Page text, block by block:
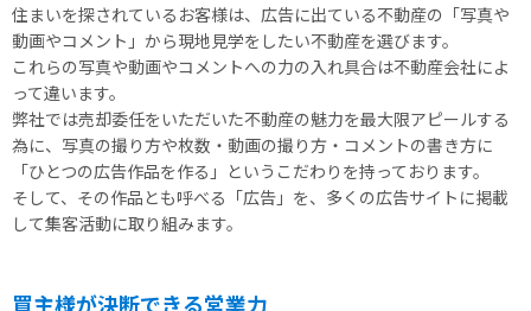
住まいを探されているお客様は、広告に出ている不動産の「写真や
動画やコメント」から現地見学をしたい不動産を選びます。
これらの写真や動画やコメントへの力の入れ具合は不動産会社によ
って違います。
弊社では売却委任をいただいた不動産の魅力を最大限アピールする
為に、写真の撮り方や枚数・動画の撮り方・コメントの書き方に
「ひとつの広告作品を作る」というこだわりを持っております。
そして、その作品とも呼べる「広告」を、多くの広告サイトに掲載
して集客活動に取り組みます。
買主様が決断できる営業力